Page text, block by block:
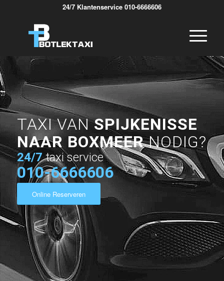
24/7 Klantenservice 010-6666606
TAXI VANSPIJKENISSE
NAAR BOXMEERNODIG?
24/7 taxi service
010-6666606
Online Reserveren